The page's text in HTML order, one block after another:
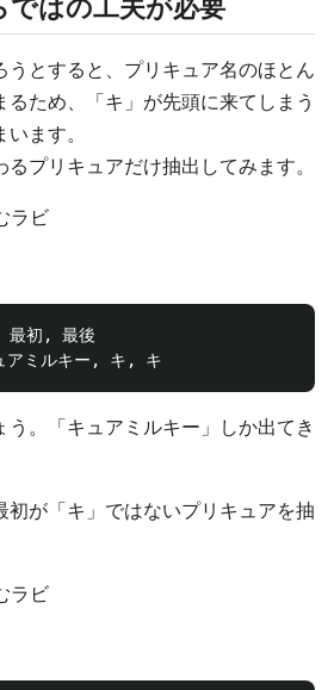
ではの工夫が必要
うとすると、プリキュア名のほとん
るため、「キ」が先頭に来てしまう
ます。
プリキュアだけ抽出してみます。
ラビ
最初, 最後
う。「キュアミルキー」しか出てき
初が「キ」ではないプリキュアを抽
ラビ